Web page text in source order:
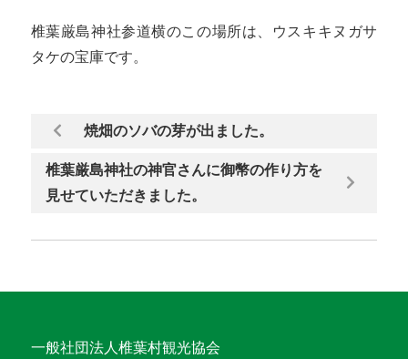
椎葉厳島神社参道横のこの場所は、ウスキキヌガサ
タケの宝庫です。
焼畑のソバの芽が出ました。
椎葉厳島神社の神官さんに御幣の作り方を
見せていただきました。
一般社団法人椎葉村観光協会